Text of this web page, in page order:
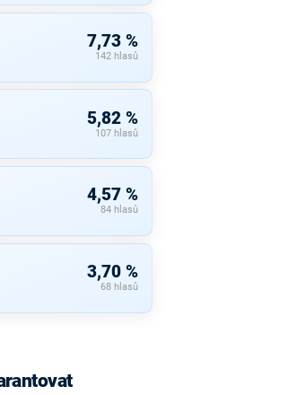
7,73 %
142 hlasů
5,82 %
107 hlasů
4,57 %
84 hlasů
3,70 %
68 hlasů